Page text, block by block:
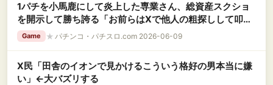
1パチを小馬鹿にして炎上した専業さん、総資産スクショ
を開示して勝ち誇る「お前らはXで他人の粗探しして叩く
だけの脇役の人生」「月アベ50で遊びまくり、就職はい
つでも出来る」
Game ★ パチンコ・パチスロ.com 2026-06-09
X民「田舎のイオンで見かけるこういう格好の男本当に嫌
い」←大バズリする